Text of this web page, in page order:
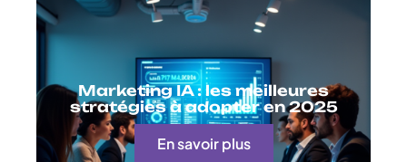
Marketing IA : les meilleures
stratégies à adopter en 2025
En savoir plus